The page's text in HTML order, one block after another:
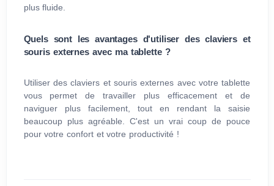
plus fluide.
Quels sont les avantages d'utiliser des claviers et
souris externes avec ma tablette ?
Utiliser des claviers et souris externes avec votre tablette
vous permet de travailler plus efficacement et de
naviguer plus facilement, tout en rendant la saisie
beaucoup plus agréable. C'est un vrai coup de pouce
pour votre confort et votre productivité !